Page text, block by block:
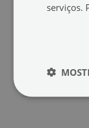
Pintura
tamanho de:
serviços.